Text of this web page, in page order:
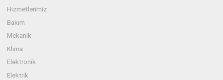
Hizmetlerimiz
Bakım
Mekanik
Klima
Elektronik
Elektrik